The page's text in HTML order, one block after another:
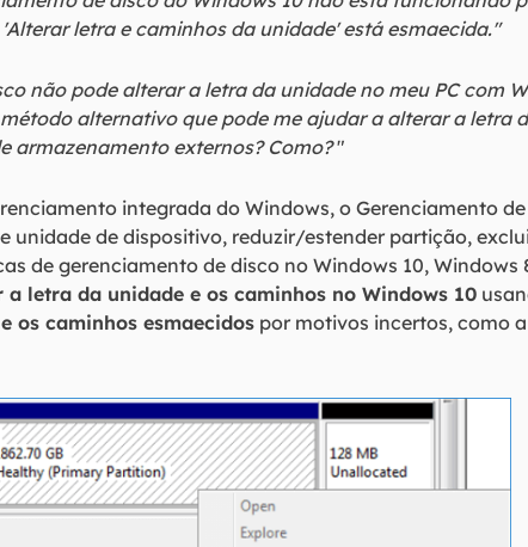
letra e caminhos da unidade' está esmaecida."
não pode alterar a letra da unidade no meu PC com
alternativo que pode me ajudar a alterar a letra
armazenamento externos? Como?"
integrada do Windows, o Gerenciamento
unidade de dispositivo, reduzir/estender partição,
de gerenciamento de disco no Windows 10, Windows
a letra da unidade e os caminhos no Windows 10
os caminhos esmaecidos por motivos incertos, como